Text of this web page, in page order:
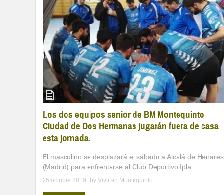
Los dos equipos senior de BM Montequinto
Ciudad de Dos Hermanas jugarán fuera de casa
esta jornada.
El masculino se desplazará el sábado a Alcalá de Henares
(Madrid) para enfrentarse al Club Deportivo Ipla ...
25 octubre 2019 | by Vivir en Montequinto